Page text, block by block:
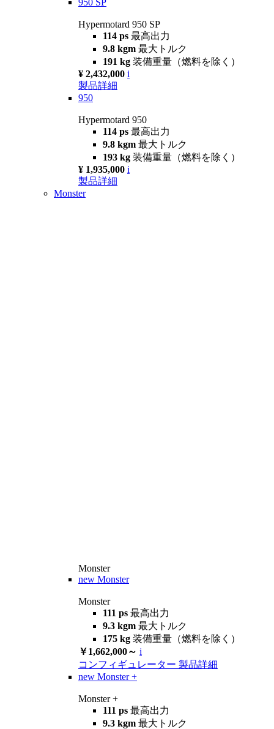
950 SP
Hypermotard 950 SP
114 ps 最高出力
9.8 kgm 最大トルク
191 kg 装備重量（燃料を除く）
¥ 2,432,000 i
製品詳細
950
Hypermotard 950
114 ps 最高出力
9.8 kgm 最大トルク
193 kg 装備重量（燃料を除く）
¥ 1,935,000 i
製品詳細
Monster
Monster
new Monster
Monster
111 ps 最高出力
9.3 kgm 最大トルク
175 kg 装備重量（燃料を除く）
￥1,662,000～ i
コンフィギュレーター 製品詳細
new Monster +
Monster +
111 ps 最高出力
9.3 kgm 最大トルク